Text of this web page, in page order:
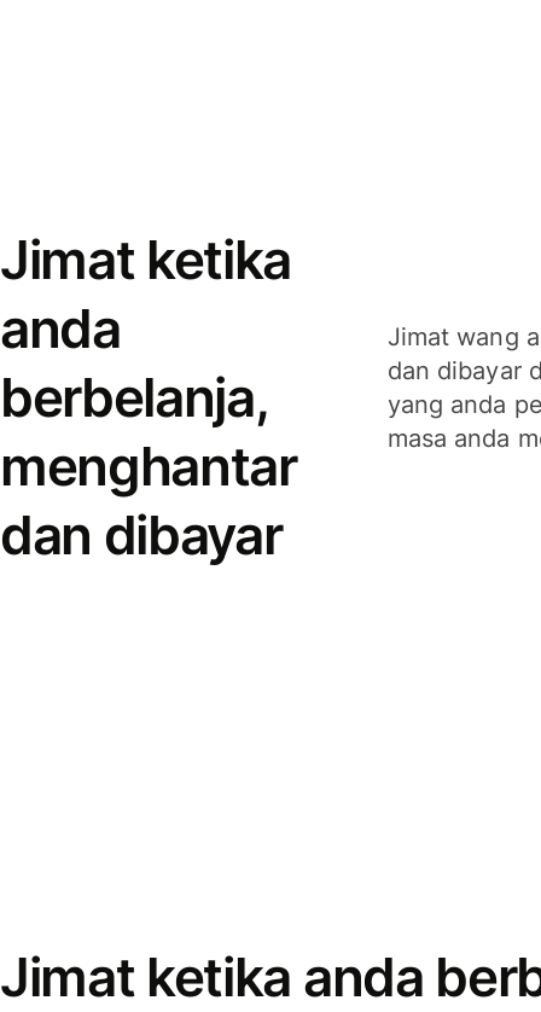
Jimat ketika
anda
berbelanja,
menghantar
dan dibayar
Jimat wang
dan dibayar
yang anda
masa anda
Jimat ketika anda